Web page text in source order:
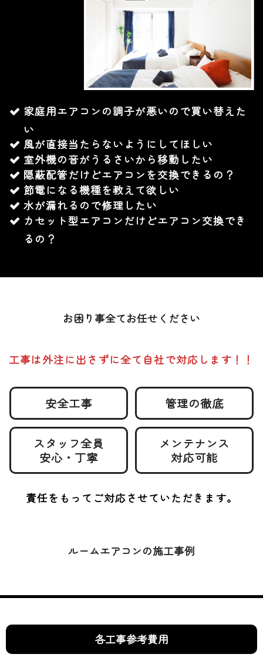
家庭用エアコンの調子が悪いので買い替えた
い
風が直接当たらないようにしてほしい
室外機の音がうるさいから移動したい
隠蔽配管だけどエアコンを交換できるの？
節電になる機種を教えて欲しい
水が漏れるので修理したい
カセット型エアコンだけどエアコン交換でき
るの？
お困り事全てお任せください
工事は外注に出さずに全て自社で対応します！！
安全工事 管理の徹底
スタッフ全員
安心・丁寧
メンテナンス
対応可能
責任をもってご対応させていただきます。
ルームエアコンの施工事例
各工事参考費用